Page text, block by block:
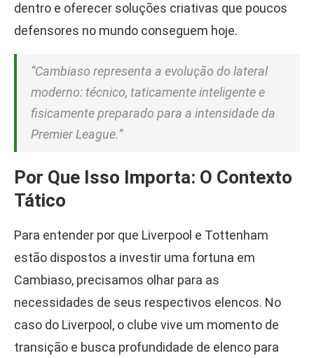
dentro e oferecer soluções criativas que poucos
defensores no mundo conseguem hoje.
“Cambiaso representa a evolução do lateral
moderno: técnico, taticamente inteligente e
fisicamente preparado para a intensidade da
Premier League.”
Por Que Isso Importa: O Contexto
Tático
Para entender por que Liverpool e Tottenham
estão dispostos a investir uma fortuna em
Cambiaso, precisamos olhar para as
necessidades de seus respectivos elencos. No
caso do Liverpool, o clube vive um momento de
transição e busca profundidade de elenco para